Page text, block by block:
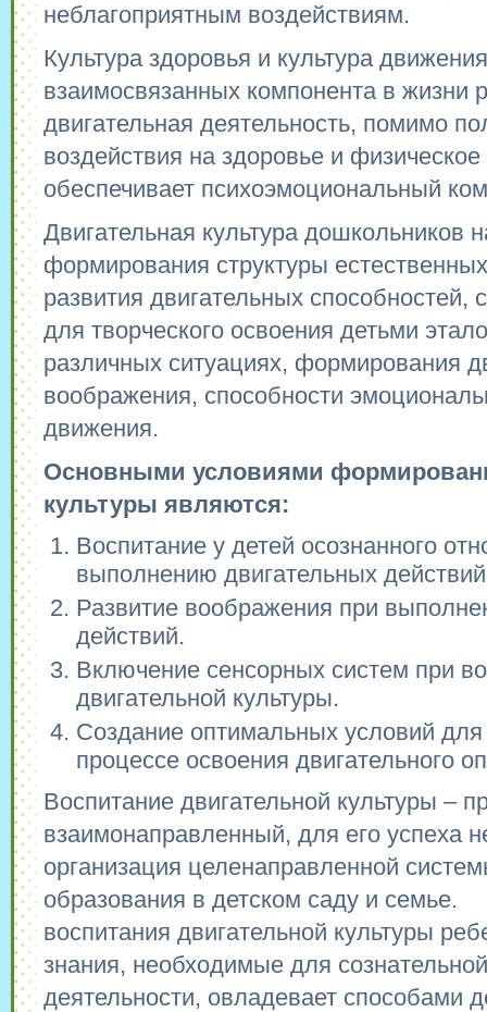
неблагоприятным воздействиям.
Культура здоровья и культура
взаимосвязанных компонента в жизни
двигательная деятельность, помимо
воздействия на здоровье и физическое
обеспечивает психоэмоциональный
Двигательная культура дошкольников
формирования структуры
развития двигательных способностей,
для творческого освоения детьми
различных ситуациях, формирования
воображения, способности
движения.
Основными условиями
культуры являются:
Воспитание у детей осознанного
выполнению двигательных
Развитие воображения при
действий.
Включение сенсорных систем при
двигательной культуры.
Создание оптимальных условий
процессе освоения двигательного
Воспитание двигательной культуры –
взаимонаправленный, для его успеха
организация целенаправленной
образования в детском саду и
воспитания двигательной культуры
знания, необходимые для
деятельности, овладевает способами